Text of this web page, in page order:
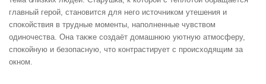
главный герой, становится для него источником утешения и
спокойствия в трудные моменты, наполненные чувством
одиночества. Она также создаёт домашнюю уютную атмосферу,
спокойную и безопасную, что контрастирует с происходящим за
окном.